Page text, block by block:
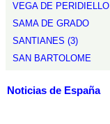
VEGA DE PERIDIELLO
SAMA DE GRADO
SANTIANES (3)
SAN BARTOLOME
Noticias de España